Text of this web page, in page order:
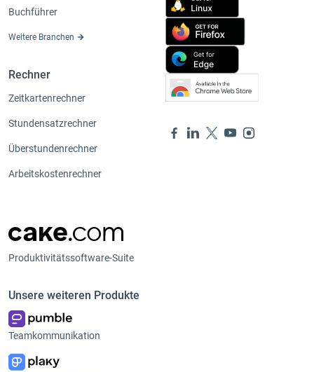
Buchführer
Weitere Branchen
Rechner
Zeitkartenrechner
Stundensatzrechner
Überstundenrechner
Arbeitskostenrechner
Produktivitätssoftware-Suite
Unsere weiteren Produkte
Teamkommunikation